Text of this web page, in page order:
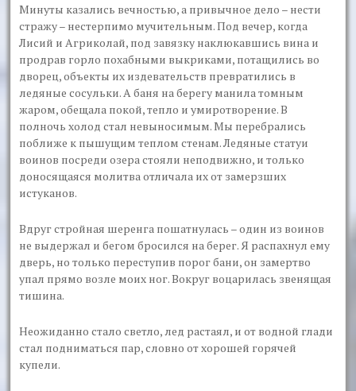
Минуты казались вечностью, а привычное дело – нести
стражу – нестерпимо мучительным. Под вечер, когда
Лисий и Агриколай, под завязку наклюкавшись вина и
продрав горло похабными выкриками, потащились во
дворец, объекты их издевательств превратились в
ледяные сосульки. А баня на берегу манила томным
жаром, обещала покой, тепло и умиротворение. В
полночь холод стал невыносимым. Мы перебрались
поближе к пышущим теплом стенам. Ледяные статуи
воинов посреди озера стояли неподвижно, и только
доносящаяся молитва отличала их от замерзших
истуканов.
Вдруг стройная шеренга пошатнулась – один из воинов
не выдержал и бегом бросился на берег. Я распахнул ему
дверь, но только переступив порог бани, он замертво
упал прямо возле моих ног. Вокруг воцарилась звенящая
тишина.
Неожиданно стало светло, лед растаял, и от водной глади
стал подниматься пар, словно от хорошей горячей
купели.